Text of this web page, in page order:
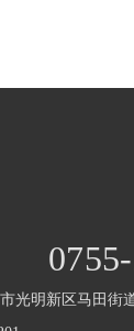
光明新区马田街